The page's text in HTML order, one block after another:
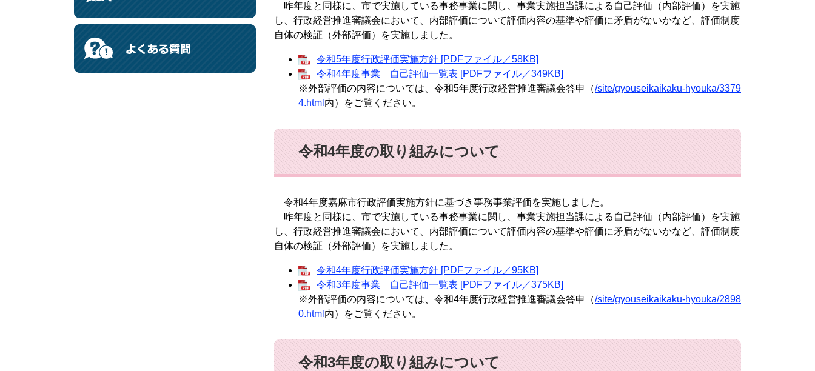
昨年度と同様に、市で実施している事務事業に関し、事業実施担当課による自己評価（内部評価）を実施
し、行政経営推進審議会において、内部評価について評価内容の基準や評価に矛盾がないかなど、評価制度
自体の検証（外部評価）を実施しました。
令和5年度行政評価実施方針 [PDFファイル／58KB]
令和4年度事業 自己評価一覧表 [PDFファイル／349KB]
※外部評価の内容については、令和5年度行政経営推進審議会答申（/site/gyouseikaikaku-hyouka/3379
4.html 内）をご覧ください。
令和4年度の取り組みについて
令和4年度嘉麻市行政評価実施方針に基づき事務事業評価を実施しました。
昨年度と同様に、市で実施している事務事業に関し、事業実施担当課による自己評価（内部評価）を実施
し、行政経営推進審議会において、内部評価について評価内容の基準や評価に矛盾がないかなど、評価制度
自体の検証（外部評価）を実施しました。
令和4年度行政評価実施方針 [PDFファイル／95KB]
令和3年度事業 自己評価一覧表 [PDFファイル／375KB]
※外部評価の内容については、令和4年度行政経営推進審議会答申（/site/gyouseikaikaku-hyouka/2898
0.html 内）をご覧ください。
令和3年度の取り組みについて